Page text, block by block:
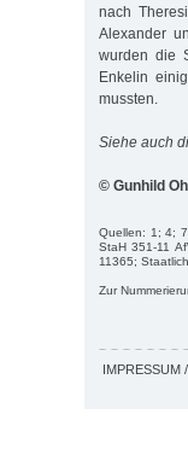
nach
Alexander
wurden die
Enkelin
mussten.
Siehe auch
© Gunhild
Quellen: 1; 4;
StaH 351-11
11365;
Zur
IMPRESSUM